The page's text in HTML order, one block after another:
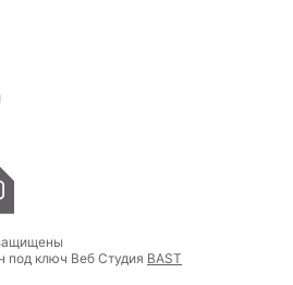
под ключ Веб Студия BAST